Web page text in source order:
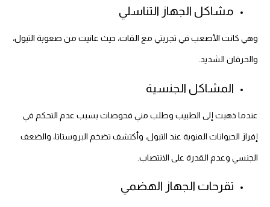
مشاكل الجهاز التناسلي
وهي كانت الأصعب في تجربتي مع القات، حيث عانيت من صعوبة التبول،
والحرقان الشديد.
المشاكل الجنسية
عندما ذهبت إلى الطبيب وطلب مني فحوصات بسبب عدم التحكم في
إفراز الحيوانات المنوية عند التبول، وأكتشف تضخم البروستاتا، والضعف
الجنسي وعدم القدرة على الانتصاب.
تقرحات الجهاز الهضمي